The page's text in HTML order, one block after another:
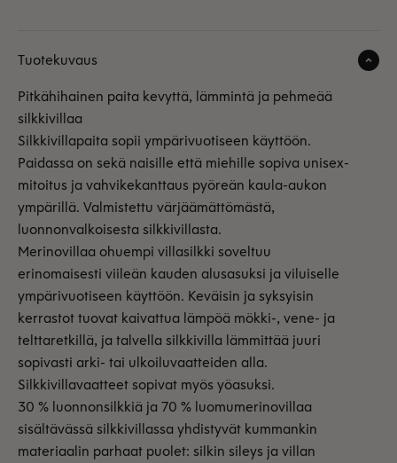
Tuotekuvaus
Pitkähihainen paita kevyttä, lämmintä ja pehmeää
silkkivillaa
Silkkivillapaita sopii ympärivuotiseen käyttöön.
Paidassa on sekä naisille että miehille sopiva unisex-
mitoitus ja vahvikekanttaus pyöreän kaula-aukon
ympärillä. Valmistettu värjäämättömästä,
luonnonvalkoisesta silkkivillasta.
Merinovillaa ohuempi villasilkki soveltuu
erinomaisesti viileän kauden alusasuksi ja viluiselle
ympärivuotiseen käyttöön. Keväisin ja syksyisin
kerrastot tuovat kaivattua lämpöä mökki-, vene- ja
telttaretkillä, ja talvella silkkivilla lämmittää juuri
sopivasti arki- tai ulkoiluvaatteiden alla.
Silkkivillavaatteet sopivat myös yöasuksi.
30 % luonnonsilkkiä ja 70 % luomumerinovillaa
sisältävässä silkkivillassa yhdistyvät kummankin
materiaalin parhaat puolet: silkin sileys ja villan